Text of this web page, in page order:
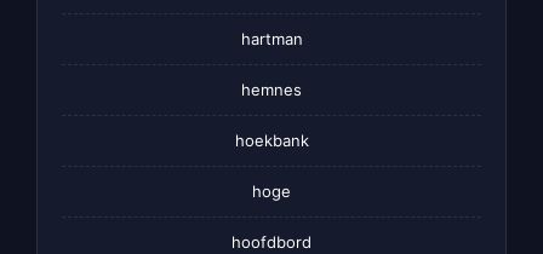
hartman
hemnes
hoekbank
hoge
hoofdbord